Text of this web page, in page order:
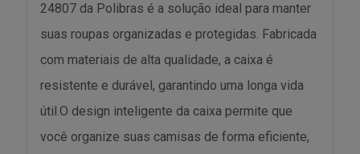
24807 da Polibras é a solução ideal para manter
suas roupas organizadas e protegidas. Fabricada
com materiais de alta qualidade, a caixa é
resistente e durável, garantindo uma longa vida
útil.O design inteligente da caixa permite que
você organize suas camisas de forma eficiente,